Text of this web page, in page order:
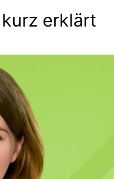
erklärt